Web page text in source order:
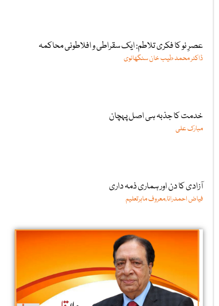
عصرِ نو کا فکری تلاطم: ایک سقراطی و افلاطونی محاکمہ
ڈاکٹر محمد طیب خان سنگھانوی
خدمت کا جذبہ ہی اصل پہچان
مبارک علی
آزادی کا دن اور ہماری ذمہ داری
فیاض احمدرانا،معروف ماہرتعلیم